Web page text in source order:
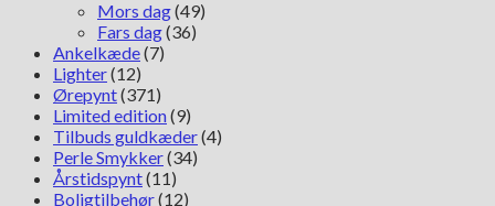
Mors dag(49)
Fars dag(36)
Ankelkæde(7)
Lighter(12)
Ørepynt(371)
Limited edition(9)
Tilbuds guldkæder(4)
Perle Smykker(34)
Årstidspynt(11)
Boligtilbehør(12)